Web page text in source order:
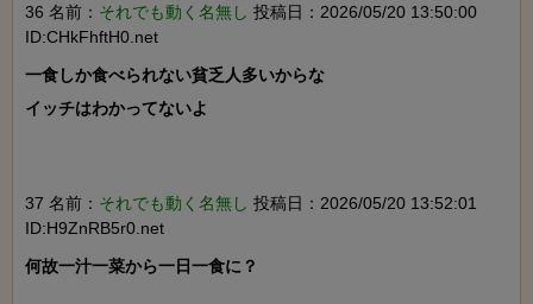
36 名前： それでも動く名無し 投稿日：2026/05/20 13:50:00
ID:CHkFhftH0.net
一食しか食べられない貧乏人多いからな
イッチはわかってないよ
37 名前： それでも動く名無し 投稿日：2026/05/20 13:52:01
ID:H9ZnRB5r0.net
何故一汁一菜から一日一食に？